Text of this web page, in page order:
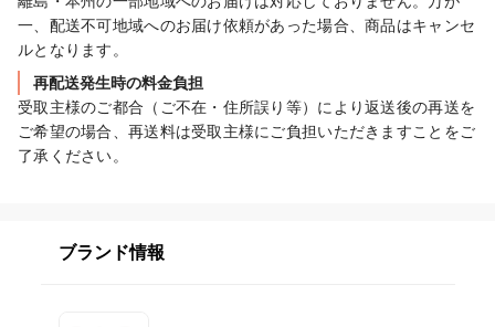
一、配送不可地域へのお届け依頼があった場合、商品はキャンセ
ルとなります。
再配送発生時の料金負担
受取主様のご都合（ご不在・住所誤り等）により返送後の再送を
ご希望の場合、再送料は受取主様にご負担いただきますことをご
了承ください。
ブランド情報